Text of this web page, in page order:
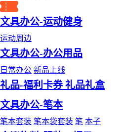
文具办公-运动健身
运动周边
文具办公-办公用品
日常办公 新品上线
礼品-福利卡券 礼品礼盒
文具办公-笔本
笔本套装 笔本袋套装 笔 本子